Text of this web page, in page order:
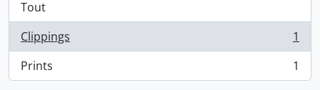
Tout
Clippings
, 1 résultats
1
Prints
, 1 résultats 1